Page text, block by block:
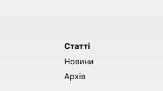
Статті
Новини
Архів